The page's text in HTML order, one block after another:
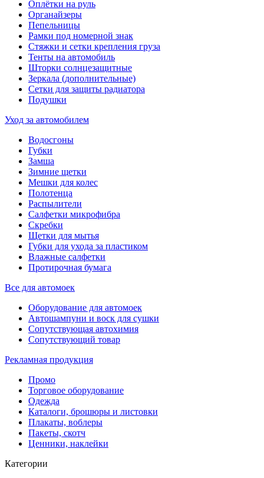
Оплётки на руль
Органайзеры
Пепельницы
Рамки под номерной знак
Стяжки и сетки крепления груза
Тенты на автомобиль
Шторки солнцезащитные
Зеркала (дополнительные)
Сетки для защиты радиатора
Подушки
Уход за автомобилем
Водосгоны
Губки
Замша
Зимние щетки
Мешки для колес
Полотенца
Распылители
Салфетки микрофибра
Скребки
Щетки для мытья
Губки для ухода за пластиком
Влажные салфетки
Протирочная бумага
Все для автомоек
Оборудование для автомоек
Автошампуни и воск для сушки
Сопутствующая автохимия
Сопутствующий товар
Рекламная продукция
Промо
Торговое оборудование
Одежда
Каталоги, брошюры и листовки
Плакаты, воблеры
Пакеты, скотч
Ценники, наклейки
Категории